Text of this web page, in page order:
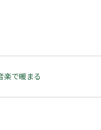
楽で暖まる